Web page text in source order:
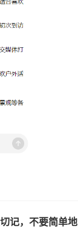
记，不要简单地